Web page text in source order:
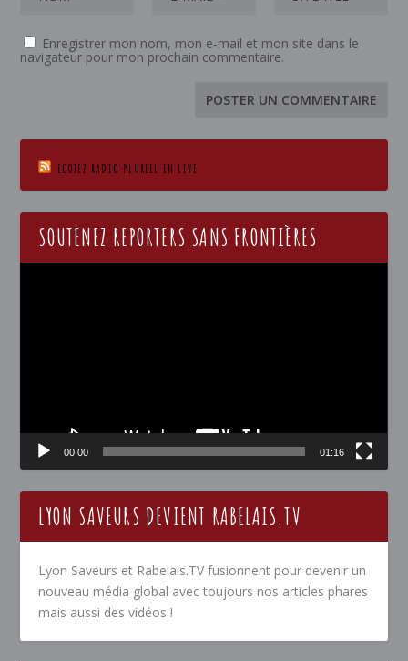
Enregistrer mon nom, mon e-mail et mon site dans le
navigateur pour mon prochain commentaire.
ECOTEZ RADIO PLURIEL EN LIVE
SOUTENEZ REPORTERS SANS FRONTIÈRES
00:00 01:16
LYON SAVEURS DEVIENT RABELAIS.TV
Lyon Saveurs et Rabelais.TV fusionnent pour devenir un
nouveau média global avec toujours nos articles phares
mais aussi des vidéos !